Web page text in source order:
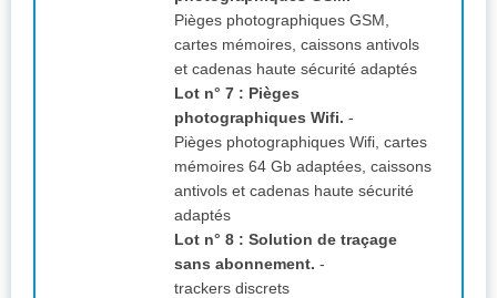
Pièges photographiques GSM,
cartes mémoires, caissons antivols
et cadenas haute sécurité adaptés
Lot n° 7 : Pièges
photographiques Wifi. -
Pièges photographiques Wifi, cartes
mémoires 64 Gb adaptées, caissons
antivols et cadenas haute sécurité
adaptés
Lot n° 8 : Solution de traçage
sans abonnement. -
trackers discrets